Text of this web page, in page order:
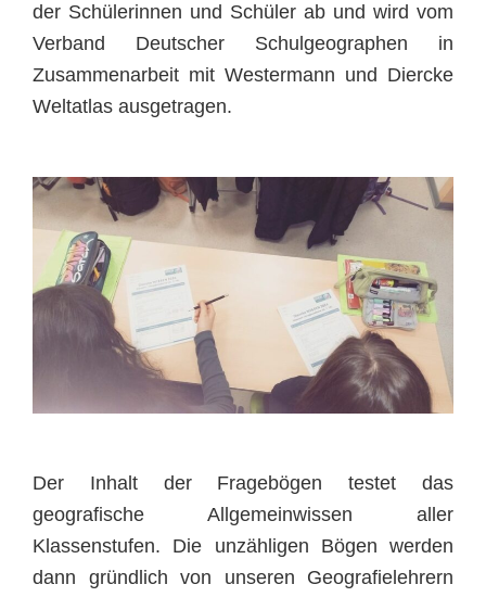
der Schülerinnen und Schüler ab und wird vom
Verband Deutscher Schulgeographen in
Zusammenarbeit mit Westermann und Diercke
Weltatlas ausgetragen.
Der Inhalt der Fragebögen testet das
geografische Allgemeinwissen aller
Klassenstufen. Die unzähligen Bögen werden
dann gründlich von unseren Geografielehrern